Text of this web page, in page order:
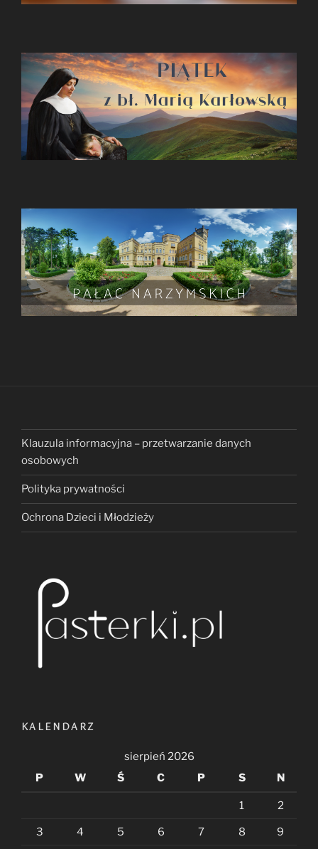
Klauzula informacyjna – przetwarzanie danych
osobowych
Polityka prywatności
Ochrona Dzieci i Młodzieży
KALENDARZ
sierpień 2026
P
W Ś C P S N
1 2
3 4 5 6 7 8 9